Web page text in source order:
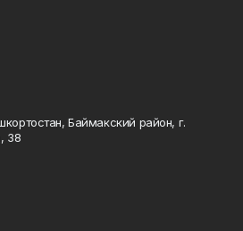
Баймакский район, г.
38